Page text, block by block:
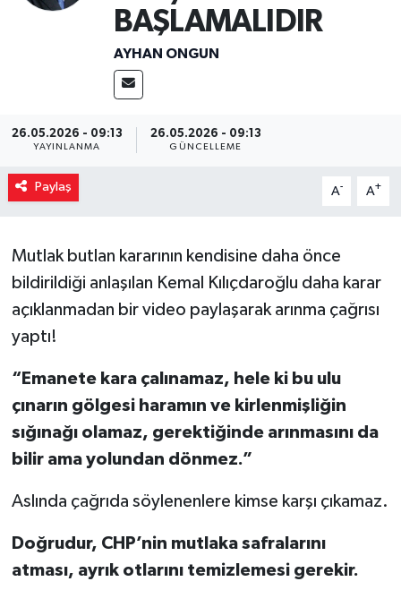
BAŞLAMALIDIR
AYHAN ONGUN
26.05.2026 - 09:13
YAYINLANMA
26.05.2026 - 09:13
GÜNCELLEME
Paylaş A- A+
Mutlak butlan kararının kendisine daha önce
bildirildiği anlaşılan Kemal Kılıçdaroğlu daha karar
açıklanmadan bir video paylaşarak arınma çağrısı
yaptı!
“Emanete kara çalınamaz, hele ki bu ulu
çınarın gölgesi haramın ve kirlenmişliğin
sığınağı olamaz, gerektiğinde arınmasını da
bilir ama yolundan dönmez.”
Aslında çağrıda söylenenlere kimse karşı çıkamaz.
Doğrudur, CHP’nin mutlaka safralarını
atması, ayrık otlarını temizlemesi gerekir.
Spor
Yaşam
Yurttan